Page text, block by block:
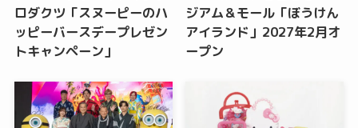
ロダクツ「スヌーピーのハ
ッピーバースデープレゼン
トキャンペーン」
ジアム＆モール「ぼうけん
アイランド」2027年2月オ
ープン